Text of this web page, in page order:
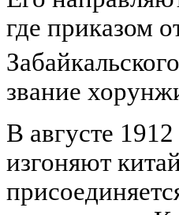
где приказом
звание
В августе
изгоняют